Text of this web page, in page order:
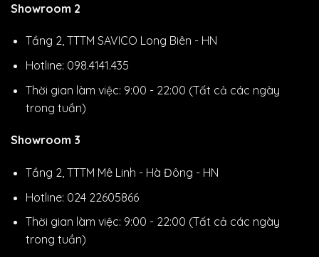
Showroom 2
Tầng 2, TTTM SAVICO Long Biên - HN
Hotline: 098.4141.435
Thời gian làm việc: 9:00 - 22:00 (Tất cả các ngày
trong tuần)
Showroom 3
Tầng 2, TTTM Mê Linh - Hà Đông - HN
Hotline: 024 22605866
Thời gian làm việc: 9:00 - 22:00 (Tất cả các ngày
trong tuần)